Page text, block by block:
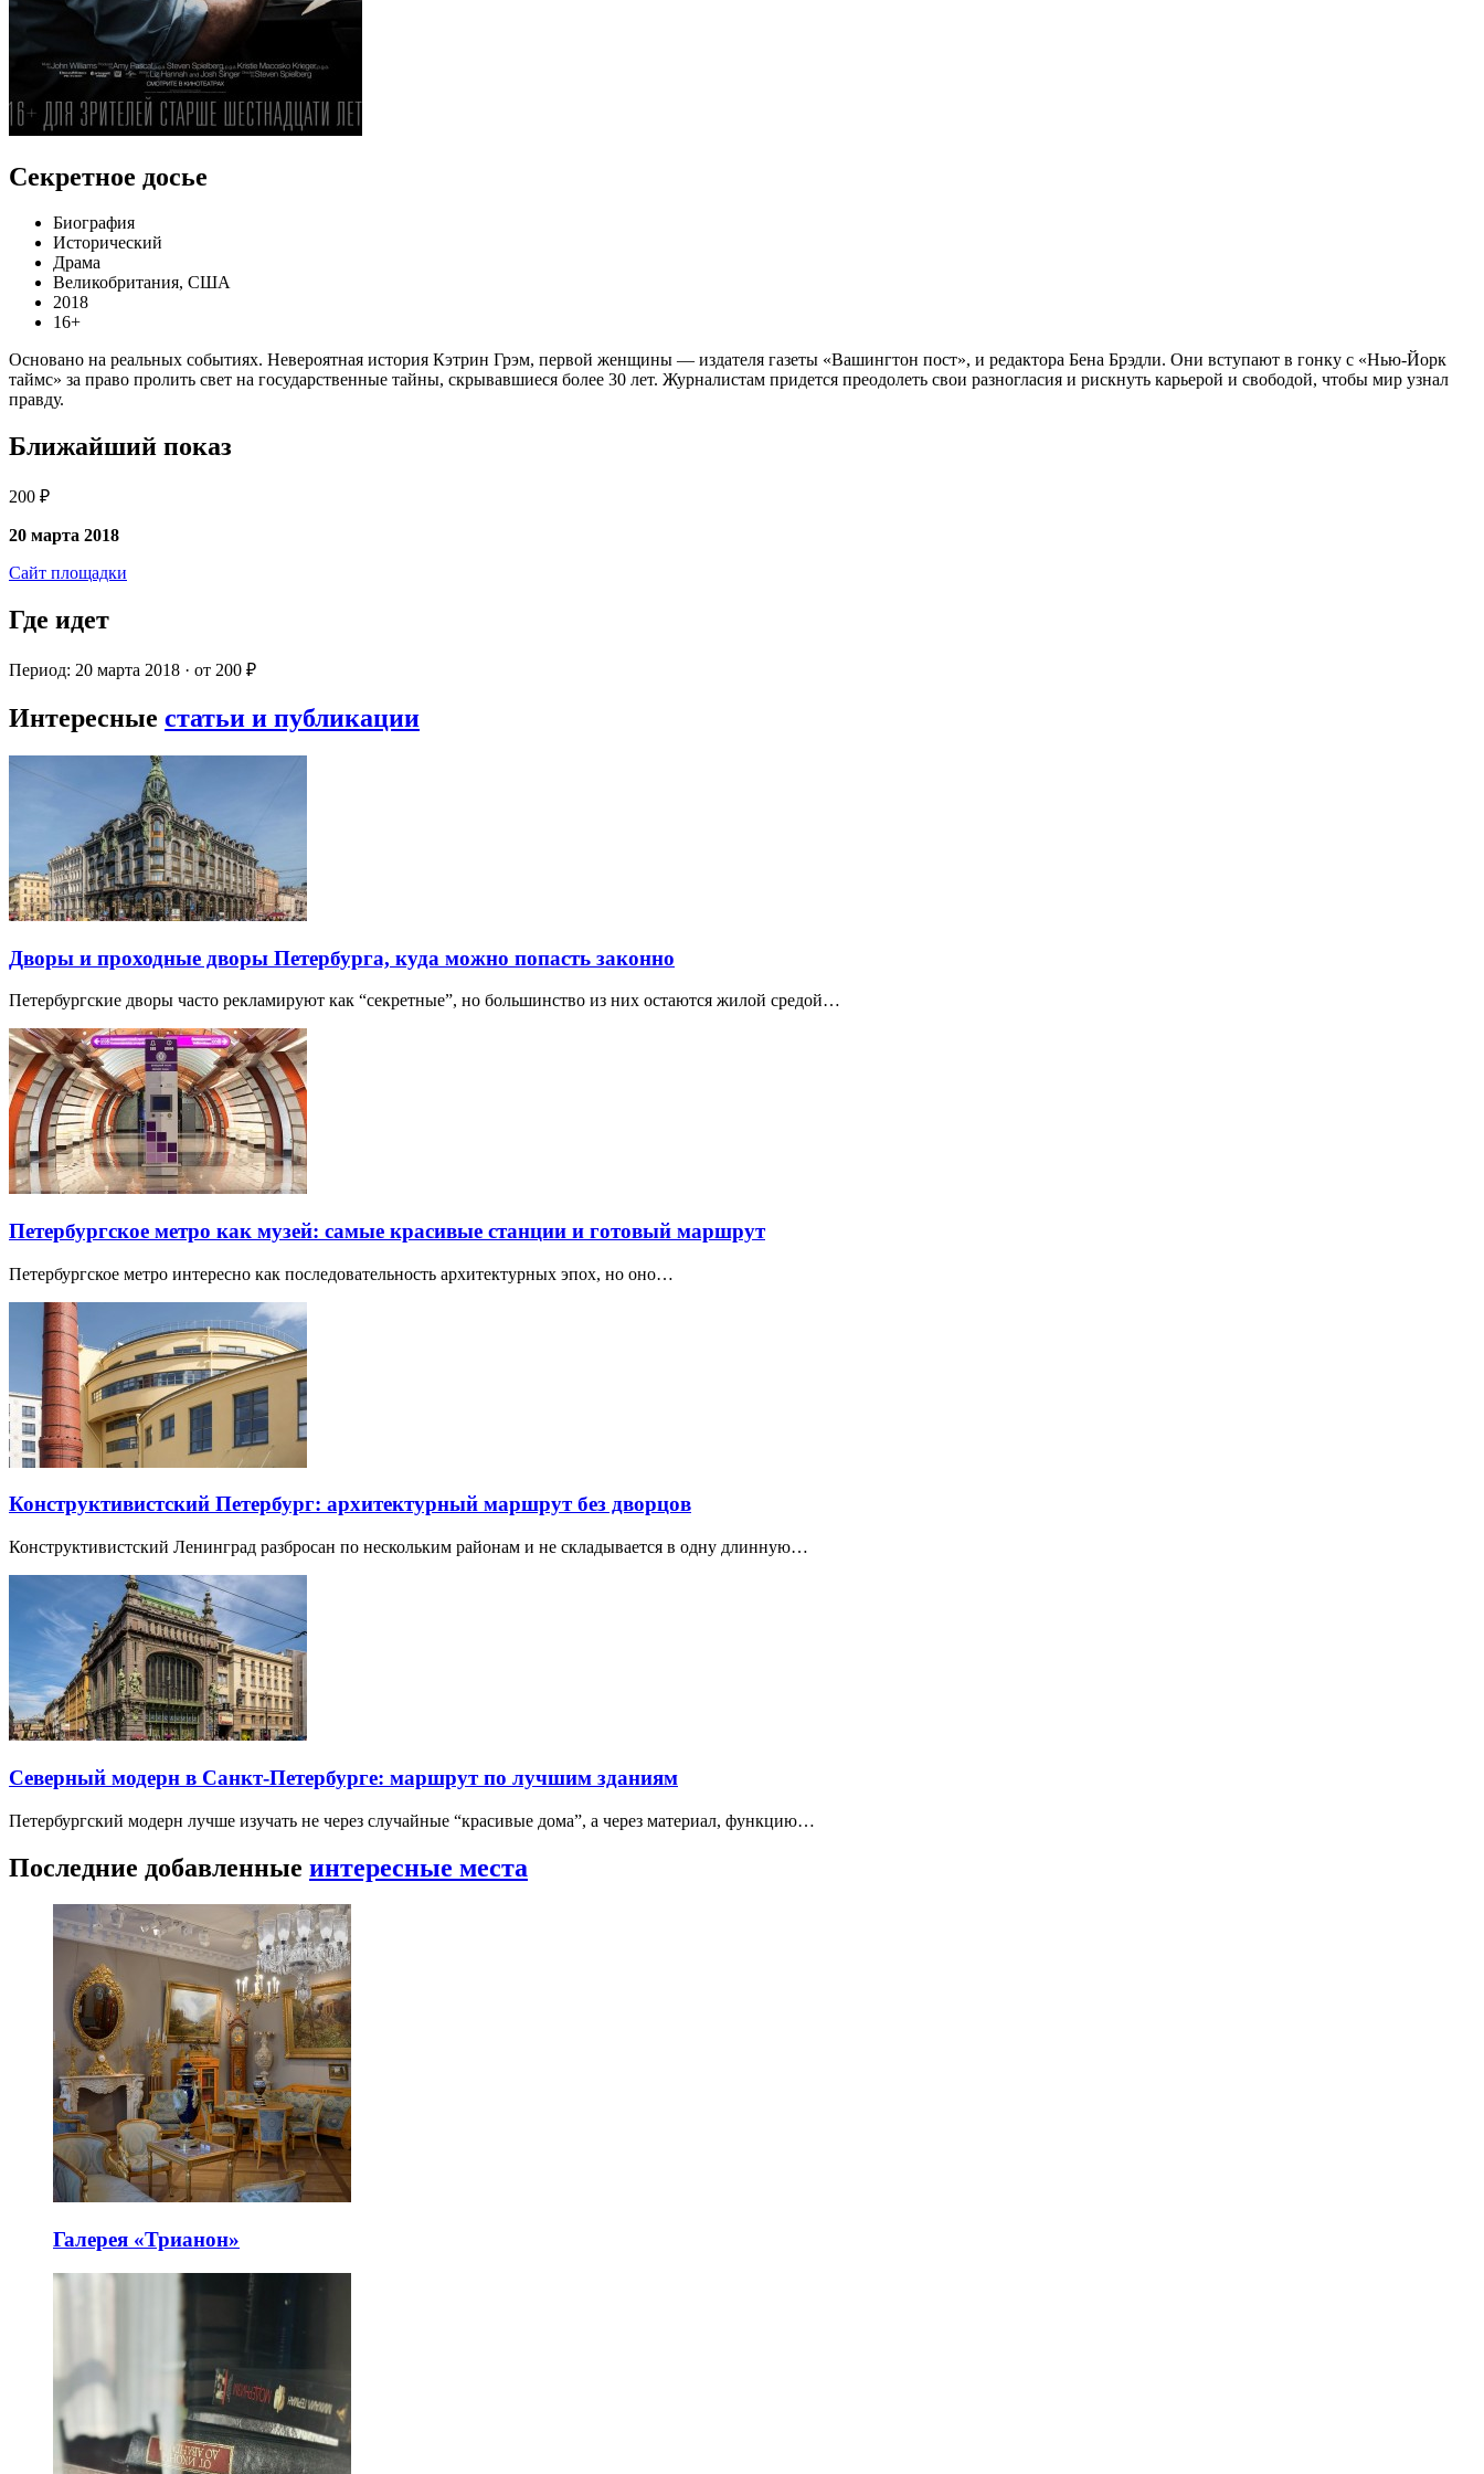
Секретное досье
Биография
Исторический
Драма
Великобритания, США
2018
16+
Основано на реальных событиях. Невероятная история Кэтрин Грэм, первой женщины — издателя газеты «Вашингтон пост», и редактора Бена Брэдли. Они вступают в гонку с «Нью-Йорк
таймс» за право пролить свет на государственные тайны, скрывавшиеся более 30 лет. Журналистам придется преодолеть свои разногласия и рискнуть карьерой и свободой, чтобы мир узнал
правду.
Ближайший показ
200 ₽
20 марта 2018
Сайт площадки
Где идет
Период: 20 марта 2018 · от 200 ₽
Интересные статьи и публикации
Дворы и проходные дворы Петербурга, куда можно попасть законно
Петербургские дворы часто рекламируют как “секретные”, но большинство из них остаются жилой средой…
Петербургское метро как музей: самые красивые станции и готовый маршрут
Петербургское метро интересно как последовательность архитектурных эпох, но оно…
Конструктивистский Петербург: архитектурный маршрут без дворцов
Конструктивистский Ленинград разбросан по нескольким районам и не складывается в одну длинную…
Северный модерн в Санкт-Петербурге: маршрут по лучшим зданиям
Петербургский модерн лучше изучать не через случайные “красивые дома”, а через материал, функцию…
Последние добавленные интересные места
Галерея «Трианон»